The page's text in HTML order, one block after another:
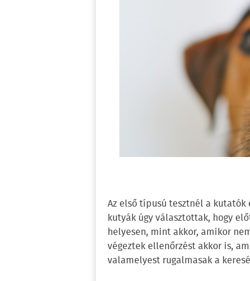
Az első típusú tesztnél a
kutyák úgy választottak, hogy
helyesen, mint akkor, amikor
végeztek ellenőrzést akkor is,
valamelyest rugalmasak a